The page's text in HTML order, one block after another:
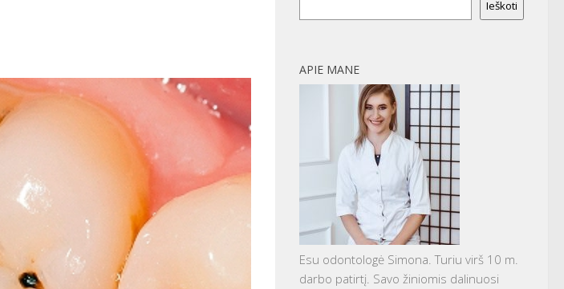
Ieškoti
APIE MANE
Esu odontologė Simona. Turiu virš 10 m.
darbo patirtį. Savo žiniomis dalinuosi